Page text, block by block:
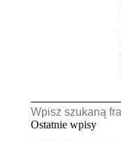
Szukaj:
Ostatnie wpisy